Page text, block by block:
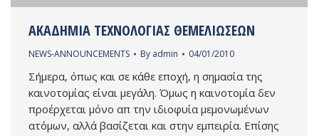
AΚΑΔΗΜΙΑ ΤΕΧΝΟΛΟΓΙΑΣ ΘΕΜΕΛΙΩΣΕΩΝ
NEWS-ANNOUNCEMENTS By admin 04/01/2010
Σήμερα, όπως και σε κάθε εποχή, η σημασία της
καινοτομίας είναι μεγάλη. Όμως η καινοτομία δεν
προέρχεται μόνο απ την ιδιοφυία μεμονωμένων
ατόμων, αλλά βασίζεται και στην εμπειρία. Επίσης